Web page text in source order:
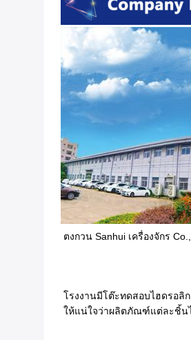
ตงกวน Sanhui เครื่องจักร
โรงงานมีโต๊ะทดสอบไฮดรอลิ
ให้แน่ใจว่าผลิตภัณฑ์แต่ละชิ้นไ